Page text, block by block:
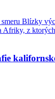
Blízky
Afriky, z